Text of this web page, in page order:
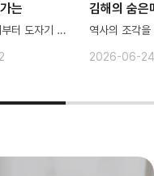
는
앵무새 밥주기부터 도자기 만들기까지
김해의 숨은
2026-06-24